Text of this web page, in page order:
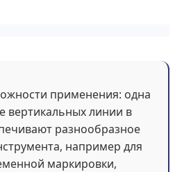
применения: одна
вертикальных линии в
разнообразное
например для
маркировки,